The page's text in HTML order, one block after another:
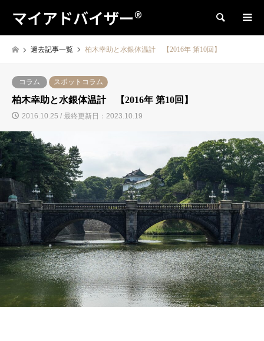
マイアドバイザー® 検索
過去記事一覧 柏木幸助と水銀体温計 【2016年 第10回】
コラム スポットコラム
柏木幸助と水銀体温計 【2016年 第10回】
2016.10.25 / 最終更新日：2023.10.19